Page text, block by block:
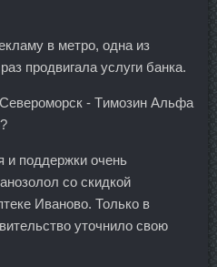
в метро, одна из
продвигала услуги банка.
- Tимозин Альфа
и поддержки очень
со скидкой
Иваново. Только в
уточнило свою